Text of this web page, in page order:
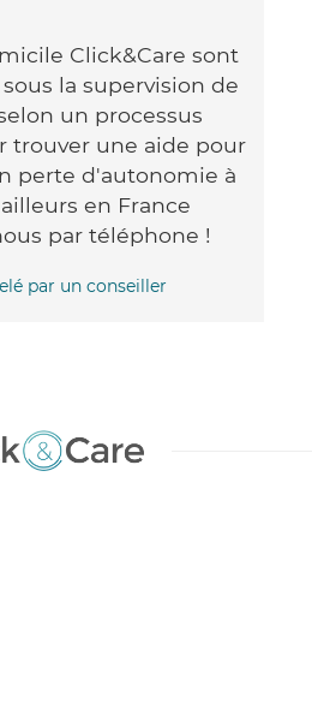
Click&Care sont
la supervision de
un processus
trouver une aide pour
perte d'autonomie à
en France
par téléphone !
par un conseiller